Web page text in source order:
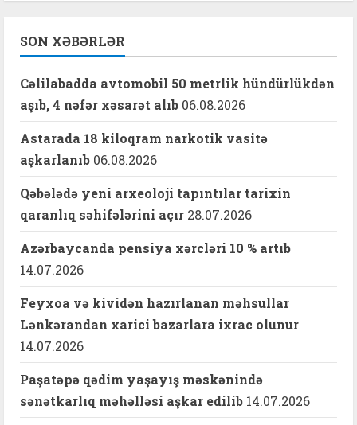
SON XƏBƏRLƏR
Cəlilabadda avtomobil 50 metrlik hündürlükdən
aşıb, 4 nəfər xəsarət alıb 06.08.2026
Astarada 18 kiloqram narkotik vasitə
aşkarlanıb 06.08.2026
Qəbələdə yeni arxeoloji tapıntılar tarixin
qaranlıq səhifələrini açır 28.07.2026
Azərbaycanda pensiya xərcləri 10 % artıb
14.07.2026
Feyxoa və kividən hazırlanan məhsullar
Lənkərandan xarici bazarlara ixrac olunur
14.07.2026
Paşatəpə qədim yaşayış məskənində
sənətkarlıq məhəlləsi aşkar edilib 14.07.2026